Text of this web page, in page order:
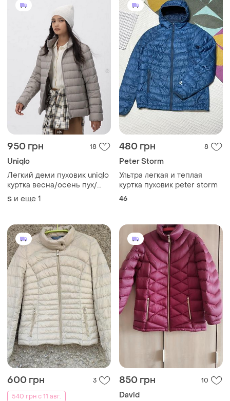
950 грн 18
Uniqlo
Легкий деми пуховик uniqlo
куртка весна/осень пух/
перо
S и еще 1
480 грн 8
Peter Storm
Ультра легкая и теплая
куртка пуховик peter storm
46
600 грн
3
540 грн с 11 авг.
850 грн 10
David